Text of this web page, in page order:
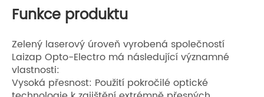
Funkce produktu
Zelený laserový úroveň vyrobená společností
Laizap Opto-Electro má následující významné
vlastnosti:
Vysoká přesnost: Použití pokročilé optické